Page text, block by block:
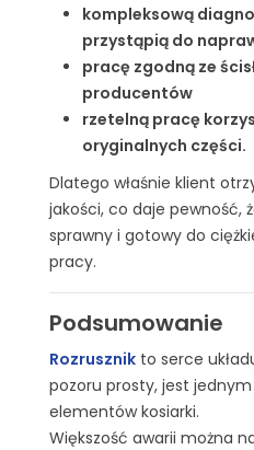
kompleksową
przystąpią do
pracę zgodną ze
producentów
rzetelną pracę
oryginalnych części.
Dlatego właśnie klient
jakości, co daje pewność,
sprawny i gotowy do
pracy.
Podsumowanie
Rozrusznik to serce
pozoru prosty, jest
elementów kosiarki.
Większość awarii można